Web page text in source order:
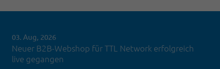
03. Aug, 2026
Neuer B2B-Webshop für TTL Network erfolgreich
live gegangen